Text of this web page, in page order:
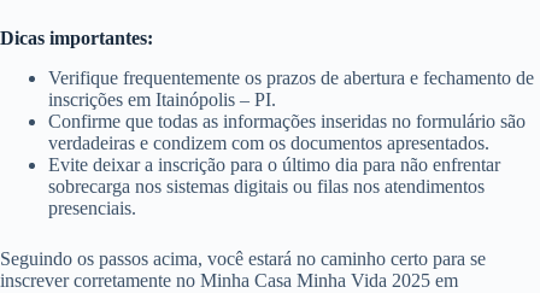
Dicas importantes:
Verifique frequentemente os prazos de abertura e fechamento de
inscrições em Itainópolis – PI.
Confirme que todas as informações inseridas no formulário são
verdadeiras e condizem com os documentos apresentados.
Evite deixar a inscrição para o último dia para não enfrentar
sobrecarga nos sistemas digitais ou filas nos atendimentos
presenciais.
Seguindo os passos acima, você estará no caminho certo para se
inscrever corretamente no Minha Casa Minha Vida 2025 em